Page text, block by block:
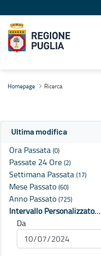
Homepage Ricerca
Ultima modifica
Ora Passata (0)
Passate 24 Ore (2)
Settimana Passata (17)
Mese Passato (60)
Anno Passato (725)
Intervallo Personalizzato…
Da